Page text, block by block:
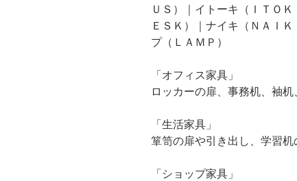
ＵＳ）｜イトーキ（ＩＴＯ
ＥＳＫ）｜ナイキ（ＮＡＩ
プ（ＬＡＭＰ）
「オフィス家具」
ロッカーの扉、事務机、袖
「生活家具」
箪笥の扉や引き出し、学習
「ショップ家具」